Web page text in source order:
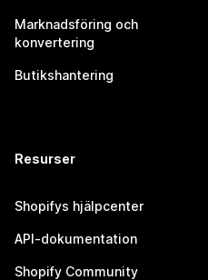
Marknadsföring och
konvertering
Butikshantering
Resurser
Shopifys hjälpcenter
API-dokumentation
Shopify Community